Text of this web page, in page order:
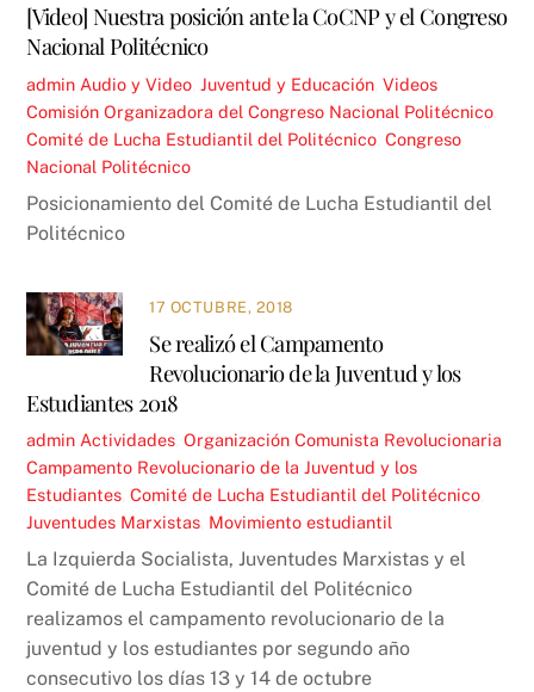
[Video] Nuestra posición ante la CoCNP y el Congreso
Nacional Politécnico
admin Audio y Video ,Juventud y Educación ,Videos
Comisión Organizadora del Congreso Nacional Politécnico
Comité de Lucha Estudiantil del Politécnico ,Congreso
Nacional Politécnico
Posicionamiento del Comité de Lucha Estudiantil del
Politécnico
17 OCTUBRE, 2018
Se realizó el Campamento
Revolucionario de la Juventud y los
Estudiantes 2018
admin Actividades ,Organización Comunista Revolucionaria
Campamento Revolucionario de la Juventud y los
Estudiantes ,Comité de Lucha Estudiantil del Politécnico
Juventudes Marxistas Movimiento estudiantil
La Izquierda Socialista, Juventudes Marxistas y el
Comité de Lucha Estudiantil del Politécnico
realizamos el campamento revolucionario de la
juventud y los estudiantes por segundo año
consecutivo los días 13 y 14 de octubre